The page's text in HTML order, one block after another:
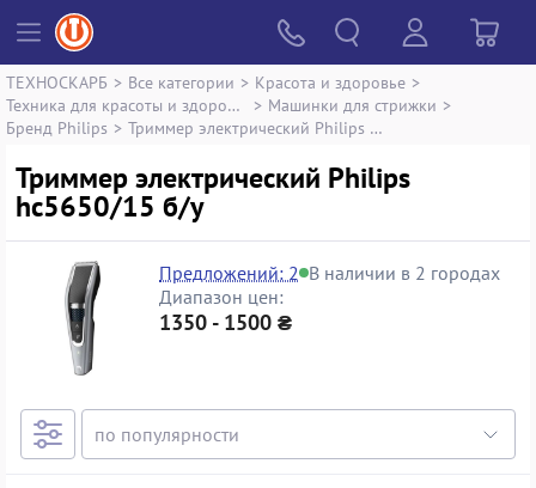
ТЕХНОСКАРБ > Все категории > Красота и здоровье >
Техника для красоты и здоровья
> Машинки для стрижки >
Бренд Philips > Триммер электрический Philips hc5650/15
Триммер электрический Philips
hc5650/15 б/у
Предложений: 2 В наличии в 2 городах
Диапазон цен:
1350 - 1500 ₴